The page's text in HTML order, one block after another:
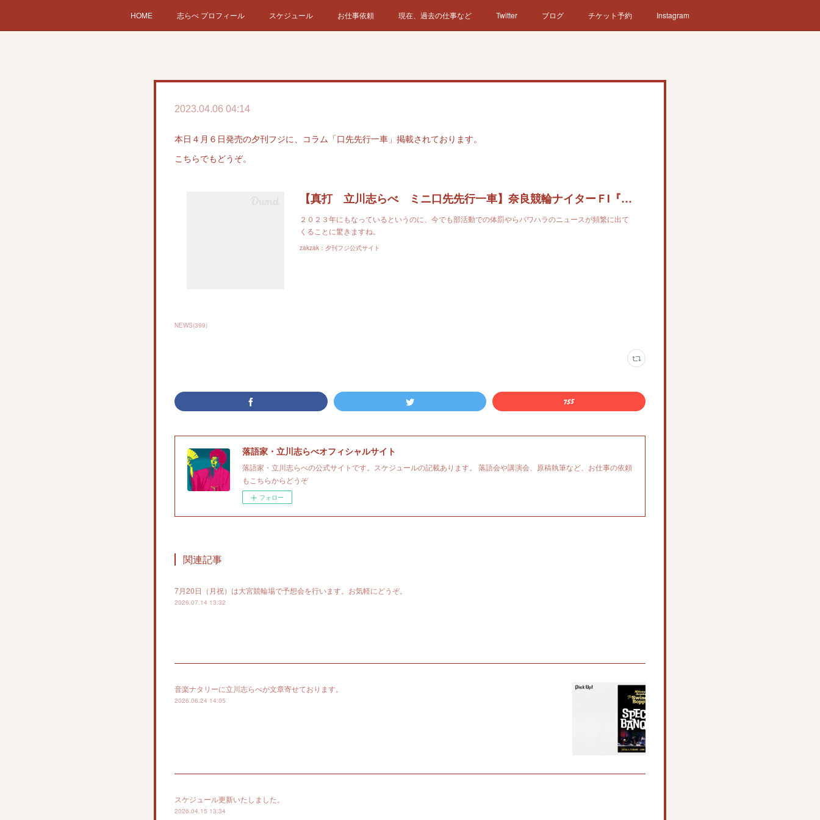
HOME 志らべ プロフィール スケジュール お仕事依頼 現在、過去の仕事など Twitter ブログ チケット予約 Instagram
2023.04.06 04:14
本日４月６日発売の夕刊フジに、コラム「口先先行一車」掲載されております。
こちらでもどうぞ。
【真打 立川志らべ ミニ口先先行一車】奈良競輪ナイターＦⅠ『青垣賞争覇戦』２日目 「森田の抜け出しで新婚旅行費用捻出」（1/2ページ）
２０２３年にもなっているというのに、今でも部活動での体罰やらパワハラのニュースが頻繁に出て
くることに驚きますね。
zakzak：夕刊フジ公式サイト
NEWS(399)
落語家・立川志らべオフィシャルサイト
落語家・立川志らべの公式サイトです。スケジュールの記載あります。 落語会や講演会、原稿執筆など、お仕事の依頼
もこちらからどうぞ
フォロー
関連記事
7月20日（月祝）は大宮競輪場で予想会を行います。お気軽にどうぞ。
2026.07.14 13:32
音楽ナタリーに立川志らべが文章寄せております。
2026.06.24 14:05
スケジュール更新いたしました。
2026.04.15 13:34